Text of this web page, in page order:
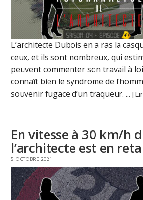
L’architecte Dubois en a ras la
ceux, et ils sont nombreux, qui
peuvent commenter son travail à
connaît bien le syndrome de
souvenir fugace d’un traqueur. ...
En vitesse à 30 km/h
l’architecte est en
5 OCTOBRE 2021